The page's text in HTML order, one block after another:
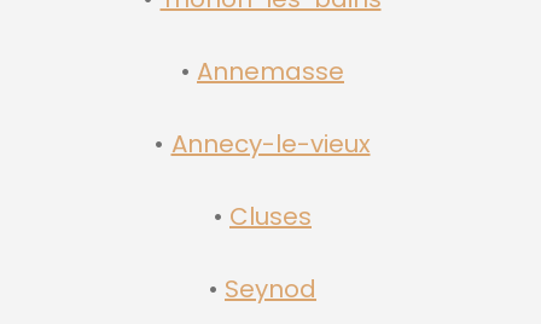
Annemasse
Annecy-le-vieux
Cluses
Seynod